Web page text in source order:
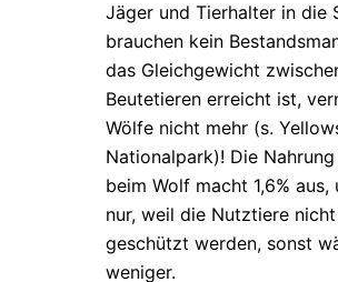
Jäger und Tierhalter in die
brauchen kein
das Gleichgewicht
Beutetieren erreicht ist,
Wölfe nicht mehr (s.
Nationalpark)! Die
beim Wolf macht 1,6% aus,
nur, weil die Nutztiere
geschützt werden, sonst
weniger.